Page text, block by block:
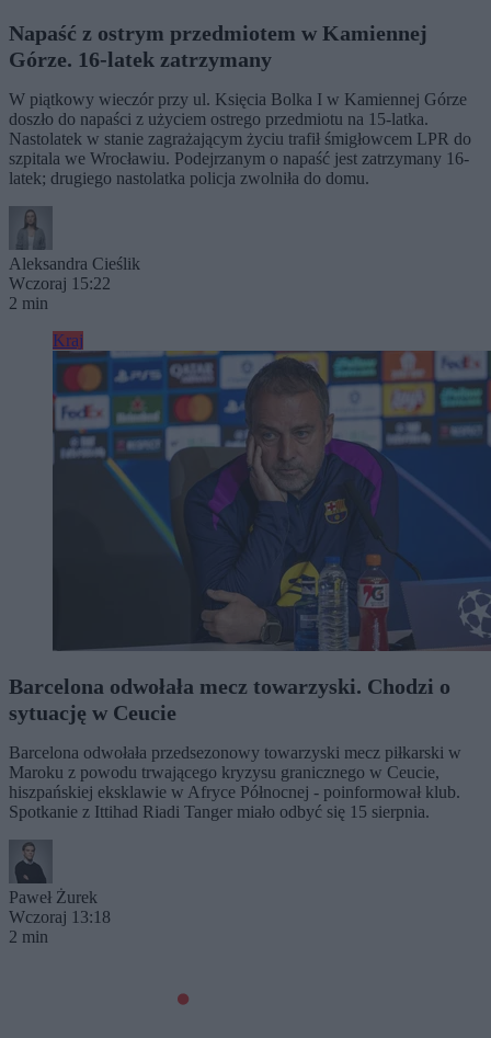
Napaść z ostrym przedmiotem w Kamiennej
Górze. 16-latek zatrzymany
W piątkowy wieczór przy ul. Księcia Bolka I w Kamiennej Górze
doszło do napaści z użyciem ostrego przedmiotu na 15-latka.
Nastolatek w stanie zagrażającym życiu trafił śmigłowcem LPR do
szpitala we Wrocławiu. Podejrzanym o napaść jest zatrzymany 16-
latek; drugiego nastolatka policja zwolniła do domu.
Aleksandra Cieślik
Wczoraj 15:22
2 min
Kraj
Barcelona odwołała mecz towarzyski. Chodzi o
sytuację w Ceucie
Barcelona odwołała przedsezonowy towarzyski mecz piłkarski w
Maroku z powodu trwającego kryzysu granicznego w Ceucie,
hiszpańskiej eksklawie w Afryce Północnej - poinformował klub.
Spotkanie z Ittihad Riadi Tanger miało odbyć się 15 sierpnia.
Paweł Żurek
Wczoraj 13:18
2 min